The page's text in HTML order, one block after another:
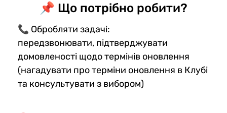
📌 Що потрібно робити?
📞 Обробляти задачі:
передзвонювати, підтверджувати
домовленості щодо термінів оновлення
(нагадувати про терміни оновлення в Клубі
та консультувати з вибором)